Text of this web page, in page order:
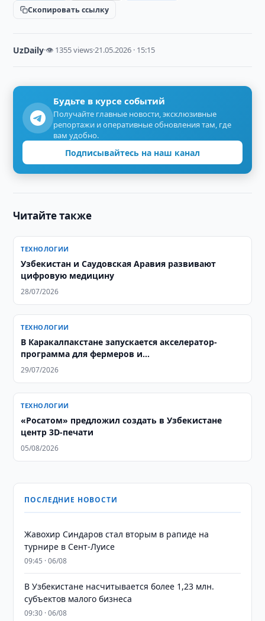
Скопировать ссылку
UzDaily·👁 1355 views·21.05.2026 · 15:15
Будьте в курсе событий
Получайте главные новости, эксклюзивные
репортажи и оперативные обновления там, где
вам удобно.
Подписывайтесь на наш канал
Читайте также
ТЕХНОЛОГИИ
Узбекистан и Саудовская Аравия развивают
цифровую медицину
28/07/2026
ТЕХНОЛОГИИ
В Каракалпакстане запускается акселератор-
программа для фермеров и
агропредпринимателей
29/07/2026
ТЕХНОЛОГИИ
«Росатом» предложил создать в Узбекистане
центр 3D-печати
05/08/2026
ПОСЛЕДНИЕ НОВОСТИ
Жавохир Синдаров стал вторым в рапиде на
турнире в Сент-Луисе
09:45 · 06/08
В Узбекистане насчитывается более 1,23 млн.
субъектов малого бизнеса
09:30 · 06/08